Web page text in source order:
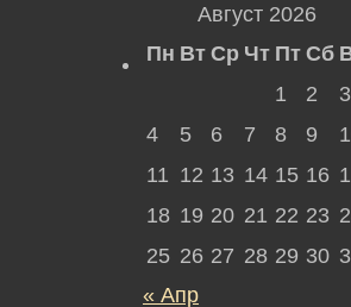
Август 2026
Пн Вт Ср Чт Пт Сб
1
2
3
4
5 6 7 8 9
11 12 13 14 15 16
18 19 20 21 22 23
25 26 27 28 29 30
« Апр